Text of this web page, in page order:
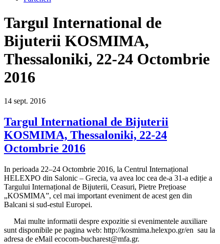
Targul International de
Bijuterii KOSMIMA,
Thessaloniki, 22-24 Octombrie
2016
14 sept. 2016
Targul International de Bijuterii
KOSMIMA, Thessaloniki, 22-24
Octombrie 2016
In perioada 22–24 Octombrie 2016, la Centrul Internațional
HELEXPO din Salonic – Grecia, va avea loc cea de-a 31-a ediție a
Targului Internațional de Bijuterii, Ceasuri, Pietre Prețioase
„KOSMIMA”, cel mai important eveniment de acest gen din
Balcani si sud-estul Europei.
Mai multe informatii despre expozitie si evenimentele auxiliare
sunt disponibile pe pagina web: http://kosmima.helexpo.gr/en sau la
adresa de eMail ecocom-bucharest@mfa.gr.